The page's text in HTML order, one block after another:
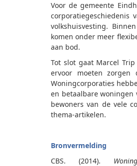
Voor de gemeente
volkshuisvesting.
komen onder meer
aan bod.
Tot slot gaat Marcel
ervoor moeten
Woningcorporaties
en betaalbare woningen
bewoners van de vele
thema-artikelen.
Bronvermelding
CBS. (2014).